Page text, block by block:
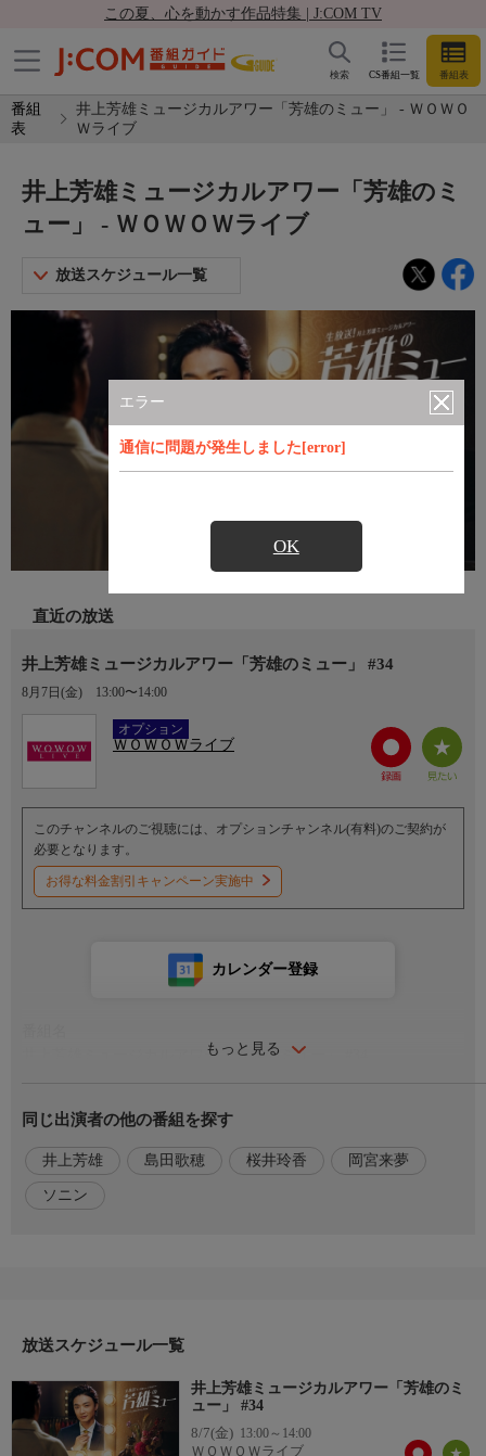
この夏、心を動かす作品特集 | J:COM TV
CS番組一覧 番組表
検索
番組
表
井上芳雄ミュージカルアワー「芳雄のミュー」 - ＷＯＷＯ
Ｗライブ
エラー
通信に問題が発生しました[error]
OK
井上芳雄ミュージカルアワー「芳雄のミ
ュー」 - ＷＯＷＯＷライブ
放送スケジュール一覧
直近の放送
井上芳雄ミュージカルアワー「芳雄のミュー」 #34
8月7日(金) 13:00〜14:00
オプション
Ch.192
ＷＯＷＯＷライブ
このチャンネルのご視聴には、オプションチャンネル(有料)のご契約が
必要となります。
お得な料金割引キャンペーン実施中
もっと見る
カレンダー登録
井上芳雄ミュージカルアワー「芳雄のミュー」 #34
【MC】井上芳雄
【ゲスト】島田歌穂、ソニン、桜井玲香、岡宮来夢
同じ出演者の他の番組を探す
井上芳雄 島田歌穂 桜井玲香 岡宮来夢
ソニン
放送スケジュール一覧
井上芳雄ミュージカルアワー「芳雄のミ
ュー」 #34
8/7(金) 13:00～14:00
ＷＯＷＯＷライブ